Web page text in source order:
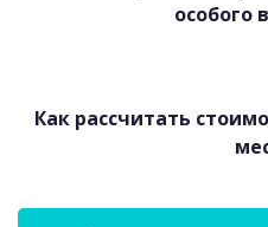
особого
Как рассчитать